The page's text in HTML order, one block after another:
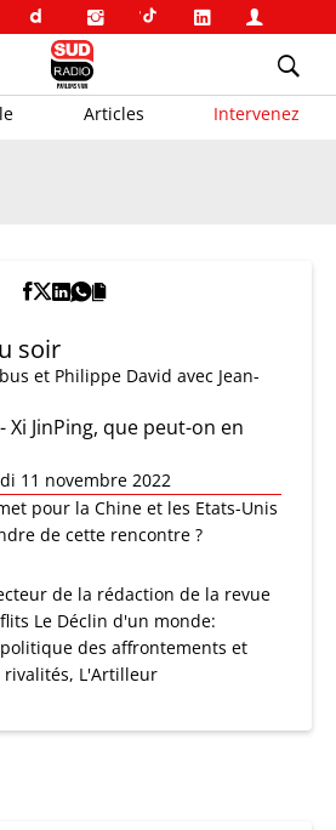
Articles Intervenez
soir
et Philippe David avec Jean-
Xi JinPing, que peut-on en
11 novembre 2022
pour la Chine et les Etats-Unis
de cette rencontre ?
de la rédaction de la revue
Le Déclin d'un monde:
des affrontements et
rivalités, L'Artilleur